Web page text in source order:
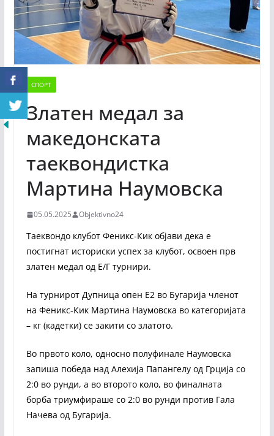
СПОРТ
Златен медал за
македонската
таеквондистка
Мартина Наумовска
05.05.2025 Objektivno24
Таеквондо клубот Феникс-Кик објави дека е
постигнат историски успех за клубот, освоен прв
златен медал од Е/Г турнири.
На турнирот Дупница опен Е2 во Бугарија членот
на Феникс-Кик Мартина Наумовска во категоријата
– кг (кадетки) се закити со златото.
Во првото коло, односно полуфинале Наумовска
запиша победа над Алехија Папангелу од Грција со
2:0 во рунди, а во второто коло, во финалната
борба триумфираше со 2:0 во рунди против Гала
Начева од Бугарија.